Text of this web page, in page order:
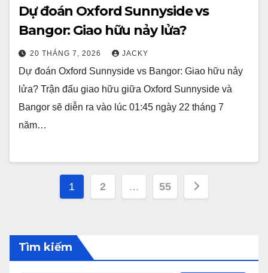
Dự đoán Oxford Sunnyside vs
Bangor: Giao hữu nảy lửa?
20 THÁNG 7, 2026 JACKY
Dự đoán Oxford Sunnyside vs Bangor: Giao hữu nảy
lửa? Trận đấu giao hữu giữa Oxford Sunnyside và
Bangor sẽ diễn ra vào lúc 01:45 ngày 22 tháng 7
năm…
Phân
bài
viết
1 2 … 55
Tìm kiếm